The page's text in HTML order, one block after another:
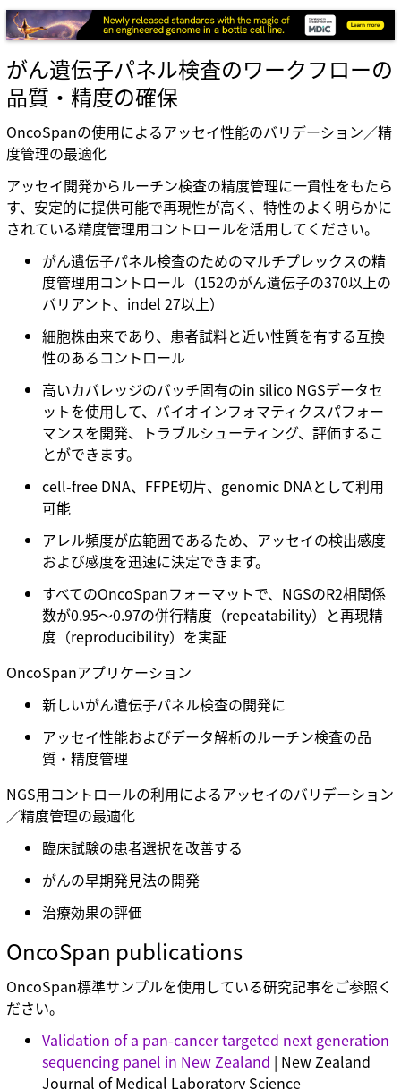
がん遺伝子パネル検査のワークフローの
品質・精度の確保
OncoSpanの使用によるアッセイ性能のバリデーション／精
度管理の最適化
アッセイ開発からルーチン検査の精度管理に一貫性をもたら
す、安定的に提供可能で再現性が高く、特性のよく明らかに
されている精度管理用コントロールを活用してください。
がん遺伝子パネル検査のためのマルチプレックスの精
度管理用コントロール（152のがん遺伝子の370以上の
バリアント、indel 27以上）
細胞株由来であり、患者試料と近い性質を有する互換
性のあるコントロール
高いカバレッジのバッチ固有のin silico NGSデータセ
ットを使用して、バイオインフォマティクスパフォー
マンスを開発、トラブルシューティング、評価するこ
とができます。
cell-free DNA、FFPE切片、genomic DNAとして利用
可能
アレル頻度が広範囲であるため、アッセイの検出感度
および感度を迅速に決定できます。
すべてのOncoSpanフォーマットで、NGSのR2相関係
数が0.95～0.97の併行精度（repeatability）と再現精
度（reproducibility）を実証
OncoSpanアプリケーション
新しいがん遺伝子パネル検査の開発に
アッセイ性能およびデータ解析のルーチン検査の品
質・精度管理
NGS用コントロールの利用によるアッセイのバリデーション
／精度管理の最適化
臨床試験の患者選択を改善する
がんの早期発見法の開発
治療効果の評価
OncoSpan publications
OncoSpan標準サンプルを使用している研究記事をご参照く
ださい。
Validation of a pan-cancer targeted next generation
sequencing panel in New Zealand | New Zealand
Journal of Medical Laboratory Science